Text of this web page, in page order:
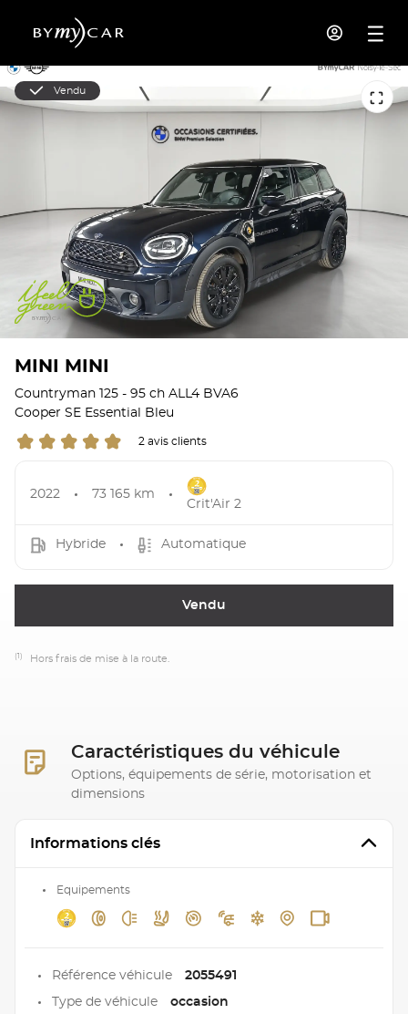
Vendu
MINI MINI
Countryman 125 - 95 ch ALL4 BVA6
Cooper SE Essential Bleu
2 avis clients
2022 73 165 km
Crit'Air 2
Hybride Automatique
Vendu
(1) Hors frais de mise à la route.
Caractéristiques du véhicule
Options, équipements de série, motorisation et
dimensions
Informations clés
Equipements
Référence véhicule 2055491
Type de véhicule occasion